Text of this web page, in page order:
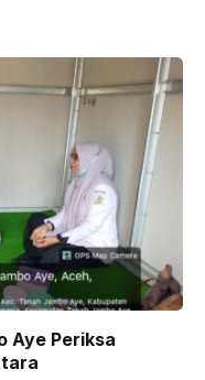
Aye Periksa